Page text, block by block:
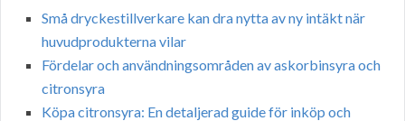
Små dryckestillverkare kan dra nytta av ny intäkt när
huvudprodukterna vilar
Fördelar och användningsområden av askorbinsyra och
citronsyra
Köpa citronsyra: En detaljerad guide för inköp och